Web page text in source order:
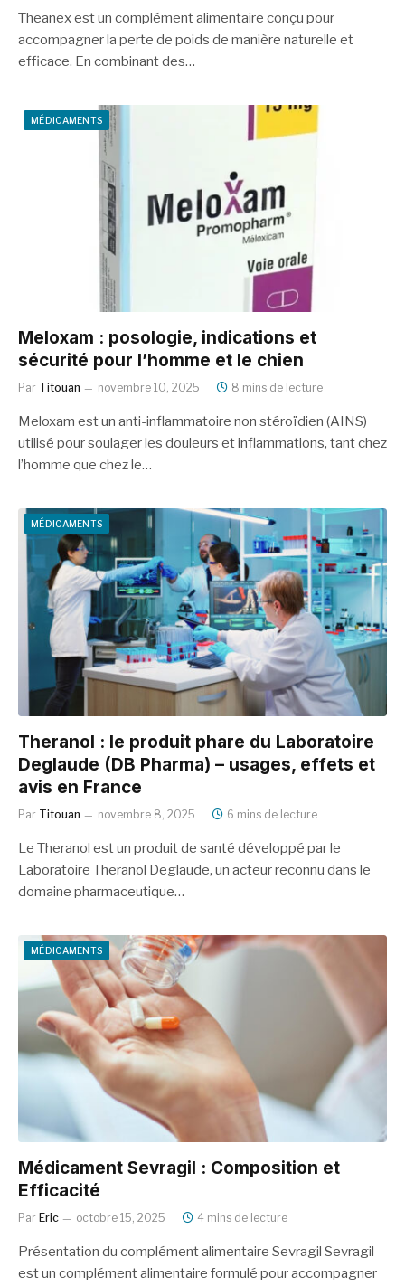
Theanex est un complément alimentaire conçu pour
accompagner la perte de poids de manière naturelle et
efficace. En combinant des…
MÉDICAMENTS
Meloxam : posologie, indications et
sécurité pour l’homme et le chien
Par Titouan novembre 10, 2025 8 mins de lecture
Meloxam est un anti-inflammatoire non stéroïdien (AINS)
utilisé pour soulager les douleurs et inflammations, tant chez
l’homme que chez le…
MÉDICAMENTS
Theranol : le produit phare du Laboratoire
Deglaude (DB Pharma) – usages, effets et
avis en France
Par Titouan novembre 8, 2025 6 mins de lecture
Le Theranol est un produit de santé développé par le
Laboratoire Theranol Deglaude, un acteur reconnu dans le
domaine pharmaceutique…
MÉDICAMENTS
Médicament Sevragil : Composition et
Efficacité
Par Eric octobre 15, 2025 4 mins de lecture
Présentation du complément alimentaire Sevragil Sevragil
est un complément alimentaire formulé pour accompagner